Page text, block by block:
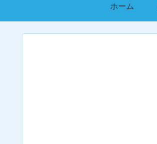
ホーム